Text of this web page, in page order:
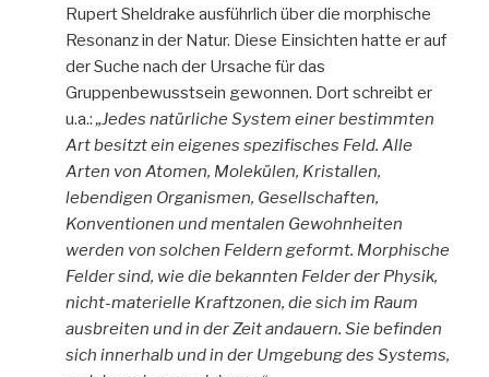
Rupert Sheldrake ausführlich über die morphische
Resonanz in der Natur. Diese Einsichten hatte er auf
der Suche nach der Ursache für das
Gruppenbewusstsein gewonnen. Dort schreibt er
u.a.:„Jedes natürliche System einer bestimmten
Art besitzt ein eigenes spezifisches Feld. Alle
Arten von Atomen, Molekülen, Kristallen,
lebendigen Organismen, Gesellschaften,
Konventionen und mentalen Gewohnheiten
werden von solchen Feldern geformt. Morphische
Felder sind, wie die bekannten Felder der Physik,
nicht-materielle Kraftzonen, die sich im Raum
ausbreiten und in der Zeit andauern. Sie befinden
sich innerhalb und in der Umgebung des Systems,